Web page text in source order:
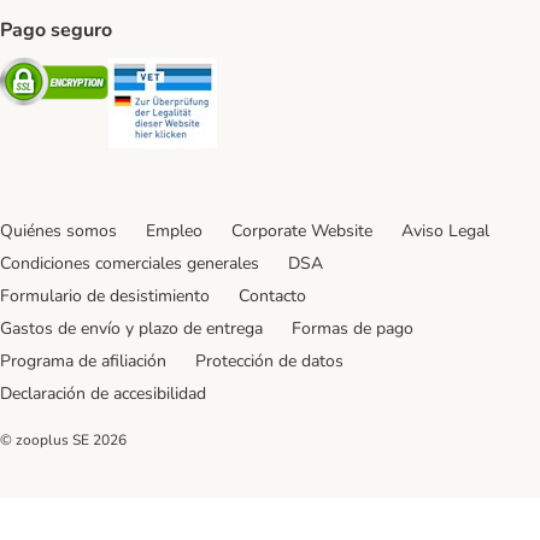
Pago seguro
Security
Quiénes somos Empleo Corporate Website
Aviso Legal
Condiciones comerciales generales
DSA
Formulario de desistimiento
Contacto
Gastos de envío y plazo de entrega
Formas de pago
Programa de afiliación
Protección de datos
Declaración de accesibilidad
© zooplus SE 2026